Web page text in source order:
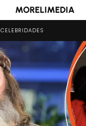
CELEBRIDADES